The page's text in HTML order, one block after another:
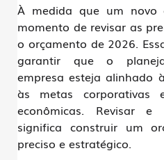
À medida que um novo
momento de revisar as
o orçamento de 2026.
garantir que o
empresa esteja alinhado
às metas corporativas
econômicas. Revisar
significa construir um
preciso e estratégico.